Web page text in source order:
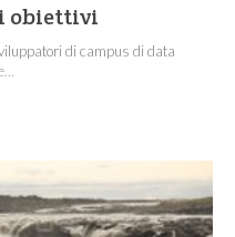
obiettivi
di campus di data